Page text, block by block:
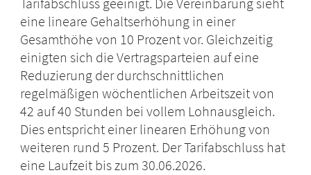
eine lineare Gehaltserhöhung in einer
Gesamthöhe von 10 Prozent vor. Gleichzeitig
einigten sich die Vertragsparteien auf eine
Reduzierung der durchschnittlichen
regelmäßigen wöchentlichen Arbeitszeit von
42 auf 40 Stunden bei vollem Lohnausgleich.
Dies entspricht einer linearen Erhöhung von
weiteren rund 5 Prozent. Der Tarifabschluss hat
eine Laufzeit bis zum 30.06.2026.